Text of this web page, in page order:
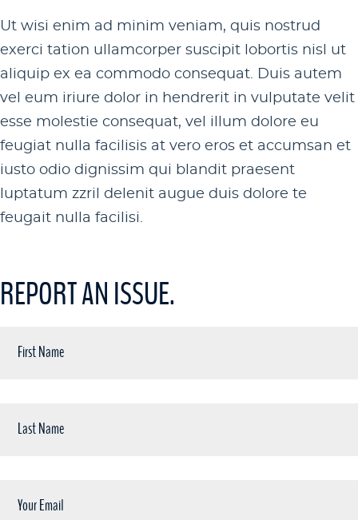
Ut wisi enim ad minim veniam, quis nostrud
exerci tation ullamcorper suscipit lobortis nisl ut
aliquip ex ea commodo consequat. Duis autem
vel eum iriure dolor in hendrerit in vulputate velit
esse molestie consequat, vel illum dolore eu
feugiat nulla facilisis at vero eros et accumsan et
iusto odio dignissim qui blandit praesent
luptatum zzril delenit augue duis dolore te
feugait nulla facilisi.
REPORT AN ISSUE.
Name
Name
Email